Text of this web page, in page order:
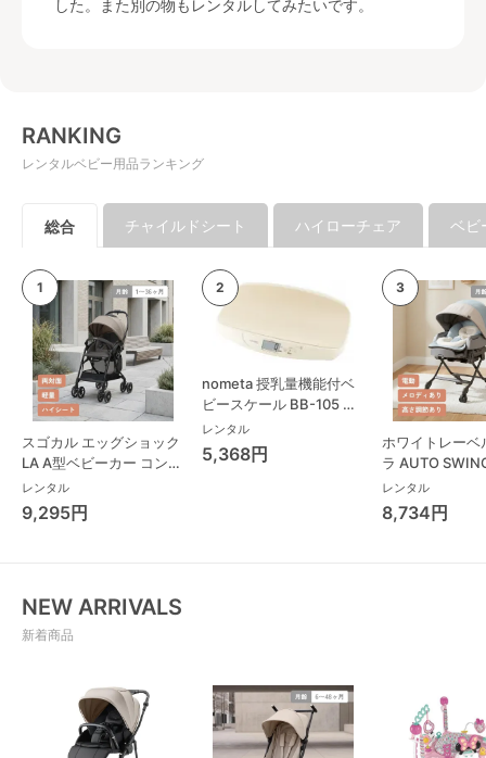
した。また別の物もレンタルしてみたいです。
RANKING
レンタルベビー用品ランキング
総合 チャイルドシート ハイローチェア ベビ
スゴカル エッグショック
LA A型ベビーカー コンビ
(Combi)
レンタル
9,295円
nometa 授乳量機能付ベ
ビースケール BB-105 タ
ニタ(TANITA) ベビースケ
ール・体重計
レンタル
5,368円
ホワイトレーベ
ラ AUTO
Long スリープ
コンビ(Combi)
チェア・ベビー
レンタル
8,734円
NEW ARRIVALS
新着商品